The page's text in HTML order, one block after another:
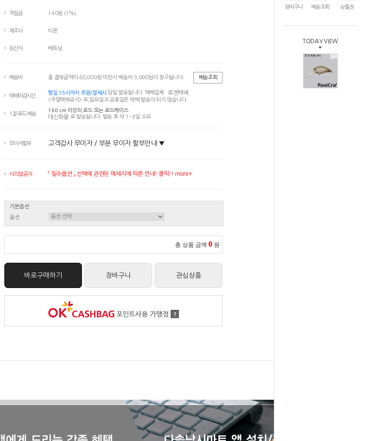
장바구니 배송조회 상품권
TODAY VIEW
적립금 140원 (1%)
제조사 티몬
원산지 베트남
배송비 총 결제금액이 60,000원 미만시 배송비 3,000원이 청구됩니다. 배송조회
택배마감시간
평일 15시까지 주문/결제시 당일 발송됩니다. 택배업체 : 로젠택배
<주말택배공지> 토,일요일과 공휴일은 택배 발송이 되지 않습니다.
1절 로드 배송
160 cm 이상의 로드 또는 로드케이스
대신화물 로 발송됩니다. 발송 후 약 1~3일 소요
무이자할부 고객감사 무이자 / 부분 무이자 할부안내 ▼
시스템 공지 「 필수옵션 」 선택에 관련된 메세지에 따른 안내! 클릭!! more+
기본옵션
옵션
총 상품 금액 0 원
바로구매하기 장바구니 관심상품
포인트사용 가맹점 ?